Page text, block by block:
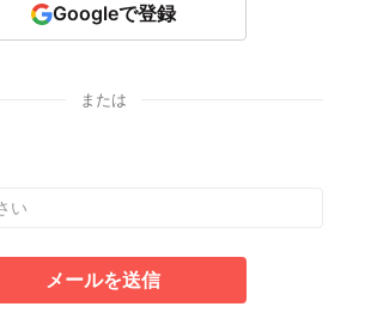
Googleで登録
または
メールを送信